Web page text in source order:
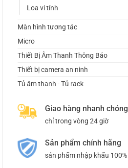
Loa vi tính
Màn hình tương tác
Micro
Thiết Bị Âm Thanh Thông Báo
Thiết bị camera an ninh
Tủ âm thanh - Tủ rack
Giao hàng nhanh chóng
chỉ trong vòng 24 giờ
Sản phẩm chính hãng
sản phẩm nhập khẩu 100%